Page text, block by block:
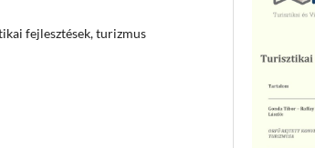
fejlesztések, turizmus